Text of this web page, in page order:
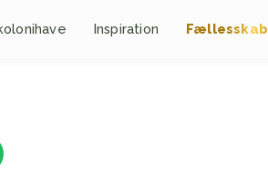
Inspiration Fællesskab